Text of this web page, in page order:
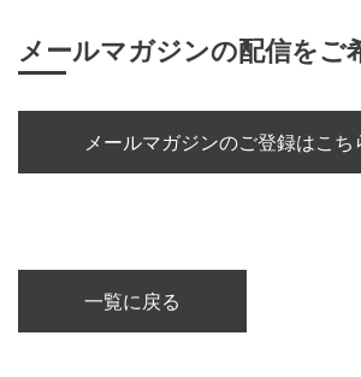
メールマガジンの配信をご
メールマガジンのご登録はこち
一覧に戻る